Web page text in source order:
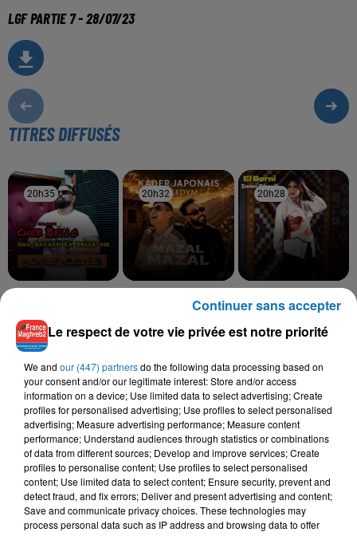
LGF PARTIE 7 - 28/07/23
TITRES DIFFUSÉS
20h35
20h35 20h32
20h32
KEDYM
Mazal Mazal
20h28
20h28
El Borni
L'HOROSCOPE
Le respect de votre vie privée est notre priorité
We and our (447) partnersdo the following data processing based on
your consent and/or our legitimate interest: Store and/or access
information on a device; Use limited data to select advertising; Create
profiles for personalised advertising; Use profiles to select personalised
advertising; Measure advertising performance; Measure content
performance; Understand audiences through statistics or combinations
of data from different sources; Develop and improve services; Create
profiles to personalise content; Use profiles to select personalised
content; Use limited data to select content; Ensure security, prevent and
detect fraud, and fix errors; Deliver and present advertising and content;
Save and communicate privacy choices. These technologies may
process personal data such as IP address and browsing data to offer
Continuer sans accepter